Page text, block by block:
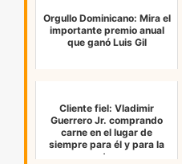
Orgullo Dominicano: Mira el
importante premio anual
que ganó Luis Gil
Cliente fiel: Vladimir
Guerrero Jr. comprando
carne en el lugar de
siempre para él y para la
gente q…